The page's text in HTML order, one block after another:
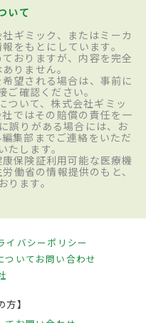
いて
ギミック、またはミーカ
をもとにしています。
おりますが、内容を完全
りません。
望される場合は、事前に
確認ください。
ついて、株式会社ギミッ
ではその賠償の責任を一
誤りがある場合には、お
集部までご連絡をいただ
たします。
保険証利用可能な医療機
働省の情報提供のもと、
ります。
イバシーポリシー
ついてお問い合わせ
方】